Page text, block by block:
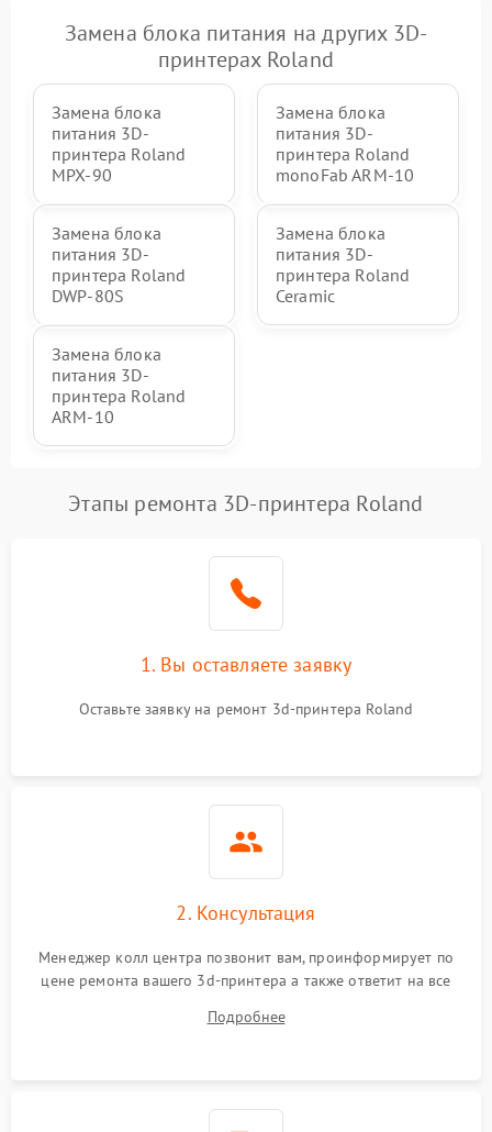
Замена блока питания на других 3D-
принтерах Roland
Замена блока
питания 3D-
принтера Roland
MPX‑90
Замена блока
питания 3D-
принтера Roland
monoFab ARM‑10
Замена блока
питания 3D-
принтера Roland
DWP-80S
Замена блока
питания 3D-
принтера Roland
Ceramic
Замена блока
питания 3D-
принтера Roland
ARM-10
Этапы ремонта 3D-принтера Roland
1. Вы оставляете заявку
Оставьте заявку на ремонт 3d-принтера Roland
2. Консультация
Менеджер колл центра позвонит вам, проинформирует по
цене ремонта вашего 3d-принтера а также ответит на все
Подробнее